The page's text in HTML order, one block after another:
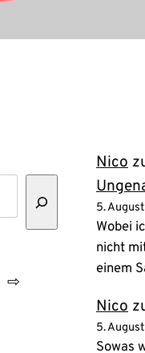
⇨
Nico
5.
Wobei
nicht
einem
Nico
5.
Sowas